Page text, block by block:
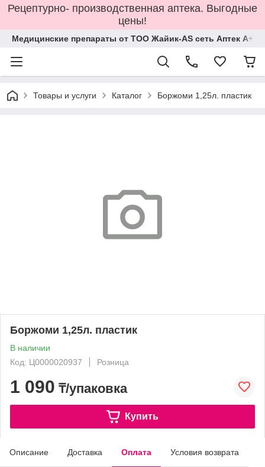
Рецептурно- производственная аптека. Выгодные
цены!
Медицинские препараты от ТОО Жайик-AS сеть Аптек А+
Товары и услуги Каталог Боржоми 1,25л. пластик
Боржоми 1,25л. пластик
В наличии
Код: Ц0000020937
Розница
1 090 ₸/упаковка
Купить
Описание Доставка Оплата Условия возврата